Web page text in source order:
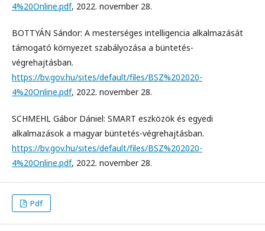
4%20Online.pdf, 2022. november 28.
BOTTYÁN Sándor: A mesterséges intelligencia alkalmazását
támogató környezet szabályozása a büntetés-
végrehajtásban.
https://bv.gov.hu/sites/default/files/BSZ%202020-
4%20Online.pdf, 2022. november 28.
SCHMEHL Gábor Dániel: SMART eszközök és egyedi
alkalmazások a magyar büntetés-végrehajtásban.
https://bv.gov.hu/sites/default/files/BSZ%202020-
4%20Online.pdf, 2022. november 28.
Pdf